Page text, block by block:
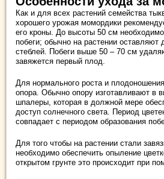
Как и для всех растений семейства
хорошего урожая момордики
его кроны. До высоты 50 см
побеги; обычно на растении оставляют
стеблей. Побеги выше 50 – 70 см
завяжется первый плод.
Для нормального роста и
опора. Обычно опору изготавливают в
шпалеры, которая в должной мере
доступ солнечного света. Период
совпадает с периодом образования
Для того чтобы на растении стали
необходимо обеспечить опыление
открытом грунте это происходит при